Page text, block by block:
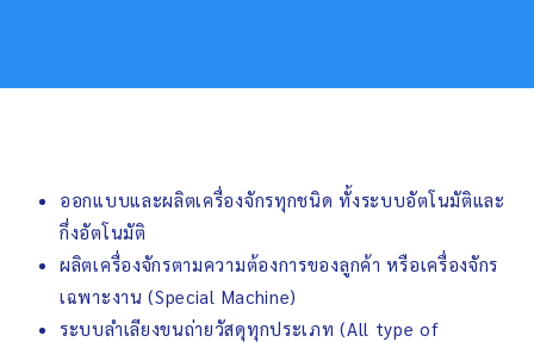
ออกแบบและผลิตเครื่องจักรทุกชนิด ทั้งระบบอัตโนมัติและ
กึ่งอัตโนมัติ
ผลิตเครื่องจักรตามความต้องการของลูกค้า หรือเครื่องจักร
เฉพาะงาน (Special Machine)
ระบบลำเลียงขนถ่ายวัสดุทุกประเภท (All type of